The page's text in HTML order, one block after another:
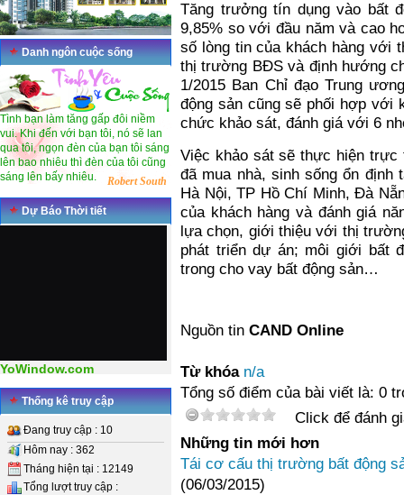
Danh ngôn cuộc sống
Tình bạn làm tăng gấp đôi niềm
vui. Khi đến với bạn tôi, nó sẽ lan
qua tôi, ngọn đèn của bạn tôi sáng
lên bao nhiêu thì đèn của tôi cũng
sáng lên bấy nhiêu.
Robert South
Dự Báo Thời tiết
YoWindow.com
Thống kê truy cập
Đang truy cập : 10
Hôm nay : 362
Tháng hiện tại : 12149
Tổng lượt truy cập :
Tăng trưởng tín dụng vào bất
9,85% so với đầu năm và cao
số lòng tin của khách hàng với
thị trường BĐS và định hướng
1/2015 Ban Chỉ đạo Trung
động sản cũng sẽ phối hợp với
chức khảo sát, đánh giá với 6
Việc khảo sát sẽ thực hiện
đã mua nhà, sinh sống ổn
Hà Nội, TP Hồ Chí Minh, Đà
của khách hàng và đánh giá
lựa chọn, giới thiệu với thị
phát triển dự án; môi giới bất
trong cho vay bất động sản…
Nguồn tin CAND Online
Từ khóa n/a
Tổng số điểm của bài viết là: 0
Click để đánh
Những tin mới hơn
Tái cơ cấu thị trường bất động
(06/03/2015)